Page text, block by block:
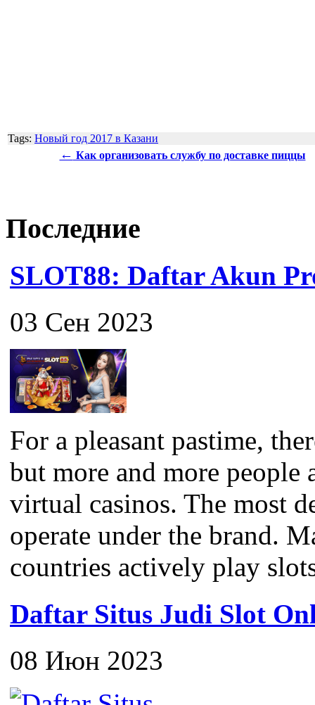
Tags: Новый год 2017 в Казани
← Как организовать службу по доставке пиццы
Последние
SLOT88: Daftar Akun
03 Сен 2023
For a pleasant pastime,
but more and more people
virtual casinos. The most
operate under the brand.
countries actively play
Daftar Situs Judi Slot
08 Июн 2023